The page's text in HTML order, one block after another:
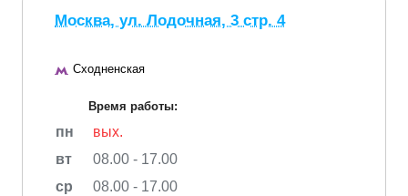
Москва, ул. Лодочная, 3 стр. 4
Сходненская
Время работы:
пн
вых.
вт
08.00 - 17.00
ср
08.00 - 17.00